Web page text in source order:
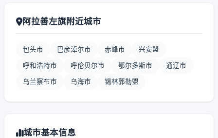
阿拉善左旗附近城市
包头市 巴彦淖尔市 赤峰市 兴安盟
呼和浩特市 呼伦贝尔市 鄂尔多斯市 通辽市
乌兰察布市 乌海市 锡林郭勒盟
城市基本信息